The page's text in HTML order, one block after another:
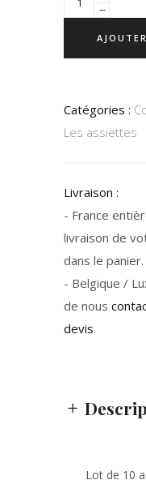
Catégories :
Les assiettes
Livraison :
- France
livraison de
dans le panier.
- Belgique /
de nous
devis.
Lot de 10